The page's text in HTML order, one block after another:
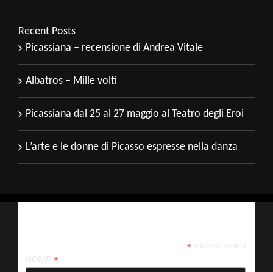
Recent Posts
Picassiana – recensione di Andrea Vitale
Albatros – Mille volti
Picassiana dal 25 al 27 maggio al Teatro degli Eroi
L’arte e le donne di Picasso espresse nella danza
*indicates required
*